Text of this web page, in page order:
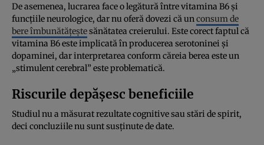
De asemenea, lucrarea face o legătură între vitamina B6 și
funcțiile neurologice, dar nu oferă dovezi că unconsum de
bere îmbunătățeștesănătatea creierului. Este corect faptul că
vitamina B6 este implicată în producerea serotoninei și
dopaminei, dar interpretarea conform căreia berea este un
„stimulent cerebral” este problematică.
Riscurile depășesc beneficiile
Studiul nu a măsurat rezultate cognitive sau stări de spirit,
deci concluziile nu sunt susținute de date.